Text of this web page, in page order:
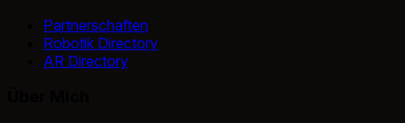
Partnerschaften
Robotik Directory
AR Directory